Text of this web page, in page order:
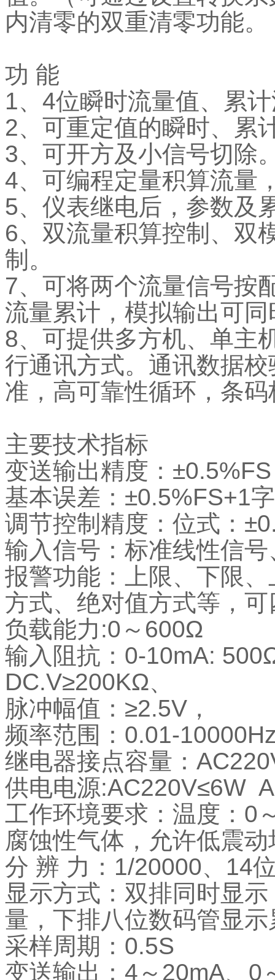
内清零的双重清零功能。
功 能
1、4位瞬时流量值、累
2、可重定值的瞬时、累
3、可开方及小信号切除
4、可编程定量积算流量
5、仪表继电后，参数及
6、双流量积算控制、双
制。
7、可将两个流量信号按
流量累计，模拟输出可
8、可提供多方机、单主
行通讯方式。通讯数据
准，高可靠性循环，条码
主要技术指标
变送输出精度：
基本误差：±0.5%FS+1字
调节控制精度：位式：
输入信号：标准线性信
报警功能：上限、下限
方式、绝对值方式等，
负载能力:0～600Ω
输入阻抗：0-10mA:
DC.V≥200KΩ、
脉冲幅值：≥2.5V，
频率范围：0.01-
继电器接点容量：
供电电源:AC220V≤6W
工作环境要求：温度：0
腐蚀性气体，允许低震动
分 辨 力：1/20000、14
显示方式：双排同时显
量，下排八位数码管显
采样周期：0.5S
变送输出：4～20mA、0